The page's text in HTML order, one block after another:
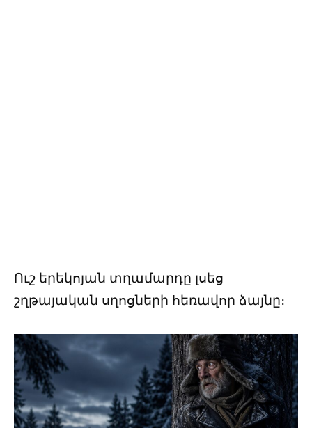
Ուշ երեկոյան տղամարդը լսեց
շղթայական սղոցների հեռավոր ձայնը։